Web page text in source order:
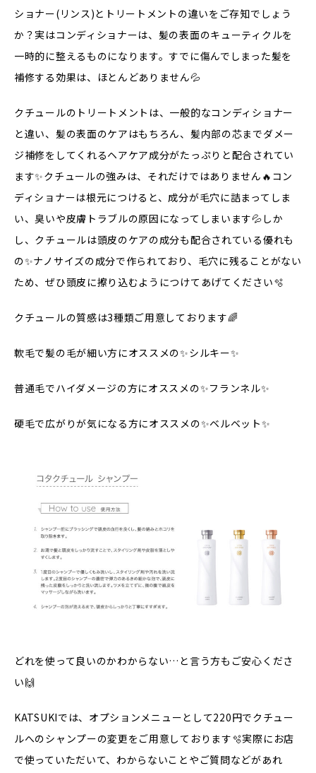
ショナー(リンス)とトリートメントの違いをご存知でしょう
か？実はコンディショナーは、髪の表面のキューティクルを
一時的に整えるものになります。すでに傷んでしまった髪を
補修する効果は、ほとんどありません💦
クチュールのトリートメントは、一般的なコンディショナー
と違い、髪の表面のケアはもちろん、髪内部の芯までダメー
ジ補修をしてくれるヘアケア成分がたっぷりと配合されてい
ます✨クチュールの強みは、それだけではありません🔥コン
ディショナーは根元につけると、成分が毛穴に詰まってしま
い、臭いや皮膚トラブルの原因になってしまいます💦しか
し、クチュールは頭皮のケアの成分も配合されている優れも
の✨ナノサイズの成分で作られており、毛穴に残ることがない
ため、ぜひ頭皮に擦り込むようにつけてあげてください🫧
クチュールの質感は3種類ご用意しております🌈
軟毛で髪の毛が細い方にオススメの✨シルキー✨
普通毛でハイダメージの方にオススメの✨フランネル✨
硬毛で広がりが気になる方にオススメの✨ベルベット✨
どれを使って良いのかわからない…と言う方もご安心くださ
い🙌
KATSUKIでは、オプションメニューとして220円でクチュー
ルへのシャンプーの変更をご用意しております🫧実際にお店
で使っていただいて、わからないことやご質問などがあれ